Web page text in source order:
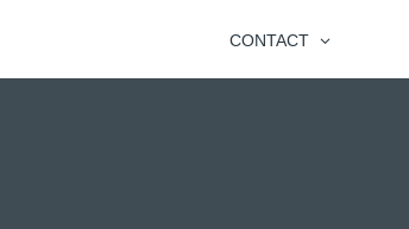
CONTACT